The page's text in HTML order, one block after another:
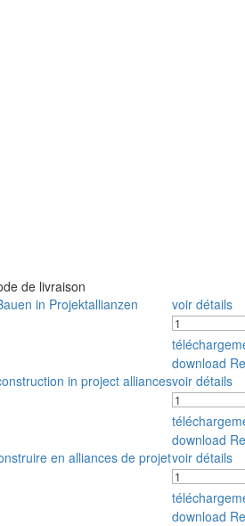
de livraison
in Projektallianzen voir détails
download
in project alliancesvoir détails
download
en alliances de projetvoir détails
download